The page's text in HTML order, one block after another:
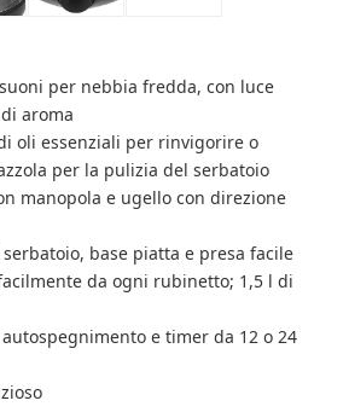
per nebbia fredda, con luce
aroma
oli essenziali per rinvigorire o
per la pulizia del serbatoio
manopola e ugello con direzione
base piatta e presa facile
da ogni rubinetto; 1,5 l di
e timer da 12 o 24